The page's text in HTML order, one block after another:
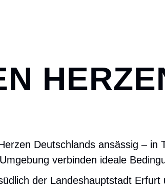
Deutschlands ansässig –
verbinden ideale
der Landeshauptstadt